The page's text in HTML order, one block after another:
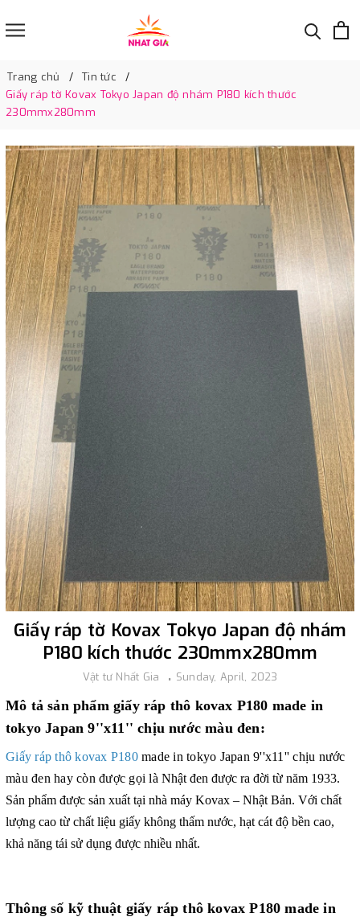
Trang chủ
Tin tức
Giấy ráp tờ Kovax Tokyo Japan độ nhám P180 kích thước
230mmx280mm
Giấy ráp tờ Kovax Tokyo Japan độ nhám
P180 kích thước 230mmx280mm
Vật tư Nhất Gia Sunday, April, 2023
Mô tả sản phẩm giấy ráp thô kovax P180 made in
tokyo Japan 9''x11'' chịu nước màu đen:
Giấy ráp thô kovax P180made in tokyo Japan 9''x11'' chịu nước
màu đen hay còn được gọi là Nhật đen được ra đời từ năm 1933.
Sản phẩm được sản xuất tại nhà máy Kovax – Nhật Bản. Với chất
lượng cao từ chất liệu giấy không thấm nước, hạt cát độ bền cao,
khả năng tái sử dụng được nhiều nhất.
Thông số kỹ thuật giấy ráp thô kovax P180 made in